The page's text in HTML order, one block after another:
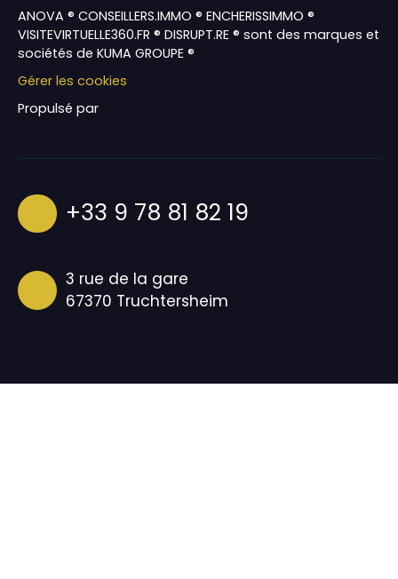
ANOVA ® CONSEILLERS.IMMO ® ENCHERISSIMMO ®
VISITEVIRTUELLE360.FR ® DISRUPT.RE ® sont des marques et
sociétés de KUMA GROUPE ®
Gérer les cookies
Propulsé par
+33 9 78 81 82 19
3 rue de la gare
67370 Truchtersheim